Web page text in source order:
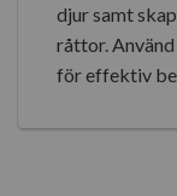
djur samt
råttor.
för effektiv